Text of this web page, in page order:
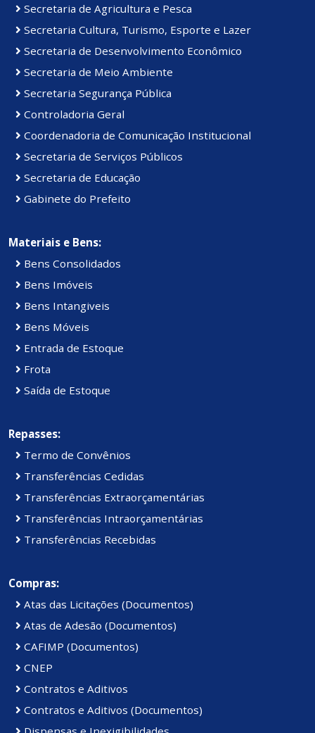
Secretaria de Agricultura e Pesca
Secretaria Cultura, Turismo, Esporte e Lazer
Secretaria de Desenvolvimento Econômico
Secretaria de Meio Ambiente
Secretaria Segurança Pública
Controladoria Geral
Coordenadoria de Comunicação Institucional
Secretaria de Serviços Públicos
Secretaria de Educação
Gabinete do Prefeito
Materiais e Bens:
Bens Consolidados
Bens Imóveis
Bens Intangiveis
Bens Móveis
Entrada de Estoque
Frota
Saída de Estoque
Repasses:
Termo de Convênios
Transferências Cedidas
Transferências Extraorçamentárias
Transferências Intraorçamentárias
Transferências Recebidas
Compras:
Atas das Licitações (Documentos)
Atas de Adesão (Documentos)
CAFIMP (Documentos)
CNEP
Contratos e Aditivos
Contratos e Aditivos (Documentos)